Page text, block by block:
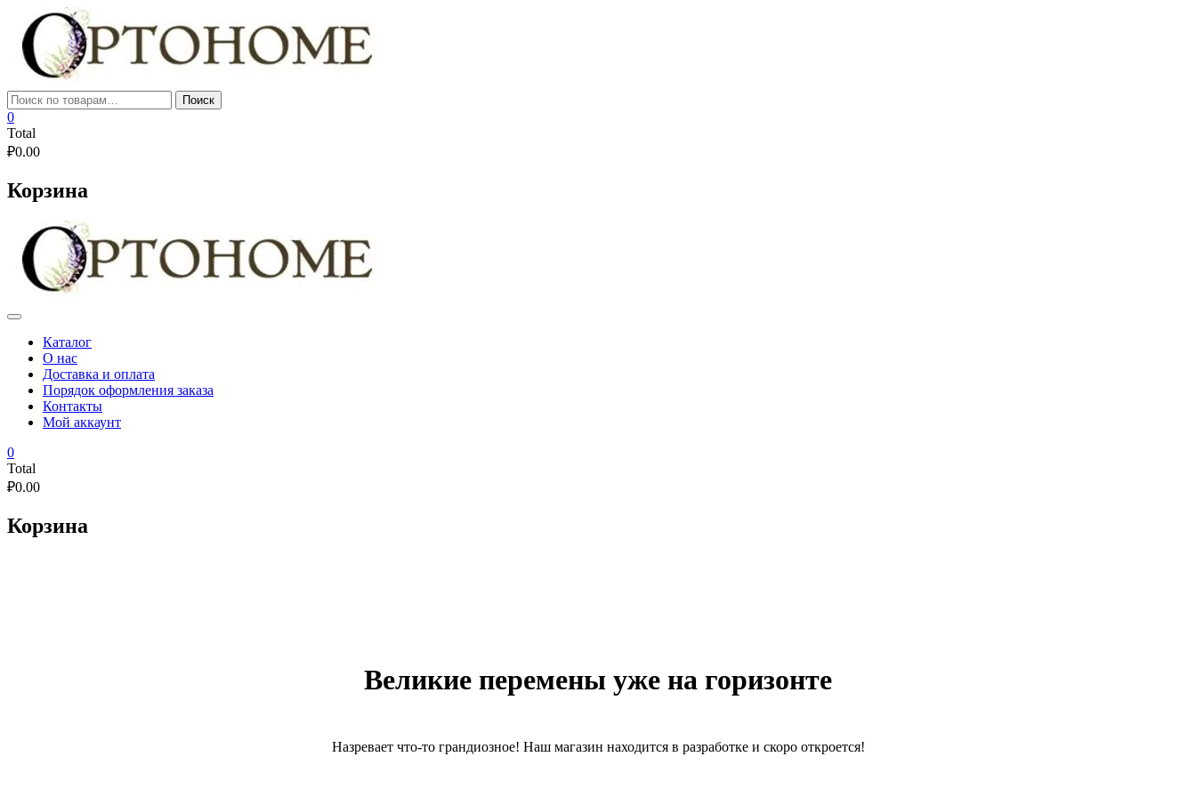
content
Искать: Поиск
0
Total
₽0.00
Корзина
Каталог
О нас
Доставка и оплата
Порядок оформления заказа
Контакты
Мой аккаунт
0
Total
₽0.00
Корзина
Великие перемены уже на горизонте
Назревает что-то грандиозное! Наш магазин находится в разработке и скоро откроется!